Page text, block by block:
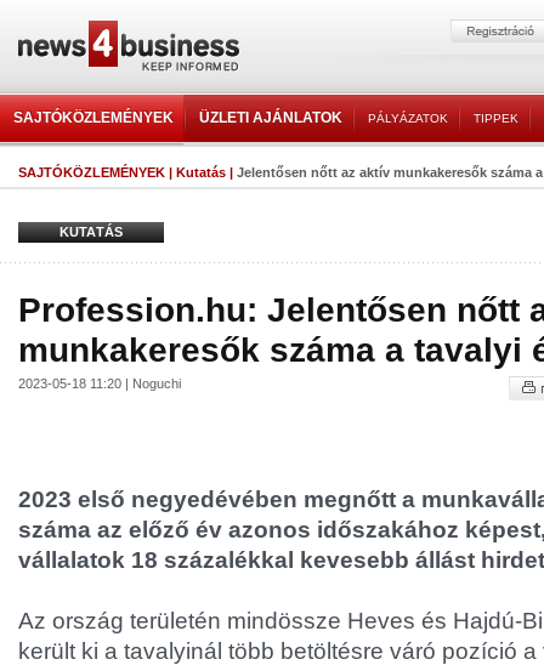
SAJTÓKÖZLEMÉNYEK ÜZLETI AJÁNLATOK PÁLYÁZATOK TIPPEK
SAJTÓKÖZLEMÉNYEK | Kutatás | Jelentősen nőtt az aktív munkakeresők száma
KUTATÁS
Profession.hu: Jelentősen nőtt
munkakeresők száma a tavalyi
2023-05-18 11:20 | Noguchi
2023 első negyedévében megnőtt a
száma az előző év azonos időszakához
vállalatok 18 százalékkal kevesebb állást
Az ország területén mindössze Heves és Hajdú-
került ki a tavalyinál több betöltésre váró pozíció